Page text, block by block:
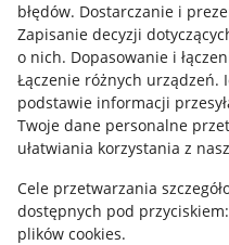
błędów. Dostarczanie i
Zapisanie decyzji
o nich. Dopasowanie i
Łączenie różnych urządzeń.
podstawie informacji
Twoje dane personalne
ułatwiania korzystania z
Cele przetwarzania
dostępnych pod przyciskiem:
plików cookies.
Informacje prawne
Regulamin
Polityka plików "cookies"
Ustawienia plików "cookies"
Udostępnianie lokalizacji
Informacje dla Aktu o